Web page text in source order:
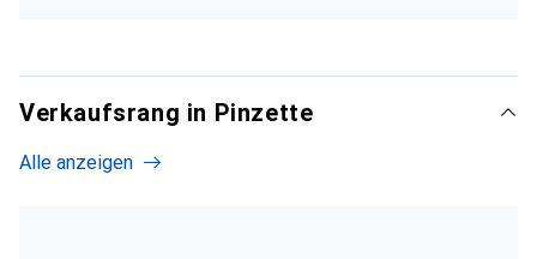
Verkaufsrang in Pinzette
Alle anzeigen